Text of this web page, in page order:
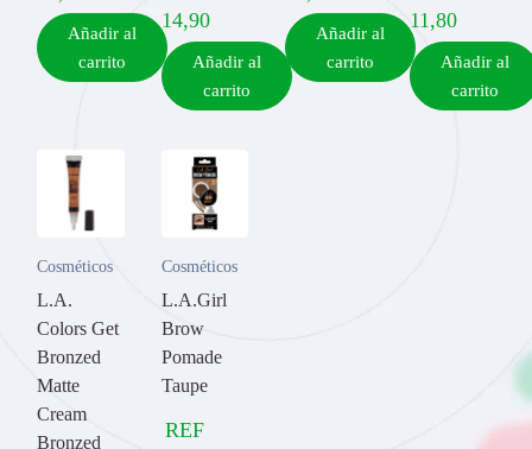
Añadir al
carrito
14,90
Añadir al
carrito
Añadir al
carrito
11,80
Añadir al
carrito
Cosméticos
L.A.
Colors Get
Bronzed
Matte
Cream
Bronzed
Cosméticos
L.A.Girl
Brow
Pomade
Taupe
REF